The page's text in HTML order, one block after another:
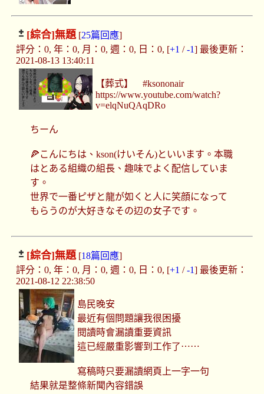
[綜合]無題[25篇回應]
評分：0, 年：0, 月：0, 週：0, 日：0, [+1 /-1] 最後更新：
2021-08-13 13:40:11
【葬式】 #ksononair
https://www.youtube.com/watch?
v=elqNuQAqDRo
ちーん
🍕こんにちは、kson(けいそん)といいます。本職
はとある組織の組長、趣味でよく配信していま
す。
世界で一番ピザと龍が如くと人に笑顔になって
もらうのが大好きなその辺の女子です。
[綜合]無題[18篇回應]
評分：0, 年：0, 月：0, 週：0, 日：0, [+1 /-1] 最後更新：
2021-08-12 22:38:50
島民晚安
最近有個問題讓我很困擾
閱讀時會漏讀重要資訊
這已經嚴重影響到工作了⋯⋯
寫稿時只要漏讀網頁上一字一句
結果就是整條新聞內容錯誤